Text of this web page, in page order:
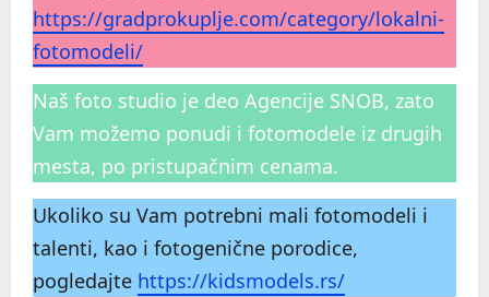
https://gradprokuplje.com/category/lokalni-
fotomodeli/
Naš foto studio je deo Agencije SNOB, zato
Vam možemo ponudi i fotomodele iz drugih
mesta, po pristupačnim cenama.
Ukoliko su Vam potrebni mali fotomodeli i
talenti, kao i fotogenične porodice,
pogledajte https://kidsmodels.rs/